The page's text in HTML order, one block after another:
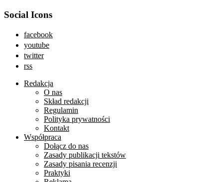
Social Icons
facebook
youtube
twitter
rss
Redakcja
O nas
Skład redakcji
Regulamin
Polityka prywatności
Kontakt
Współpraca
Dołącz do nas
Zasady publikacji tekstów
Zasady pisania recenzji
Praktyki